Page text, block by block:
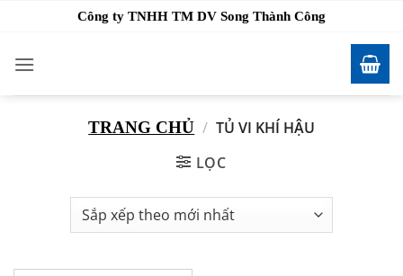
nội
dung
Công ty TNHH TM DV Song Thành Công
TRANG CHỦ / TỦ VI KHÍ HẬU
LỌC